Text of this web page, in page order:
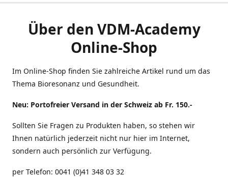
Über den VDM-Academy
Online-Shop
Im Online-Shop finden Sie zahlreiche Artikel rund um das
Thema Bioresonanz und Gesundheit.
Neu: Portofreier Versand in der Schweiz ab Fr. 150.-
Sollten Sie Fragen zu Produkten haben, so stehen wir
Ihnen natürlich jederzeit nicht nur hier im Internet,
sondern auch persönlich zur Verfügung.
per Telefon: 0041 (0)41 348 03 32